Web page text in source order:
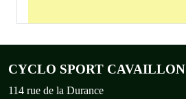
CYCLO SPORT CAVAILLON
114 rue de la Durance